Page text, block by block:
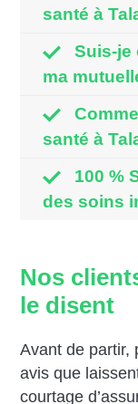
santé à
Suis-je couvert immédiatement par
ma
Comment bien choisir ma mutuelle
santé à
des soins
Nos
le disent
Avant de partir,
avis que
courtage